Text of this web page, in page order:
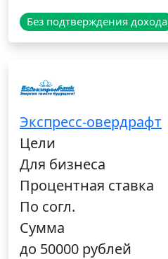
Без подтверждения дохода
Экспресс-овердрафт
Цели
Для бизнеса
Процентная ставка
По согл.
Сумма
до 50000 рублей